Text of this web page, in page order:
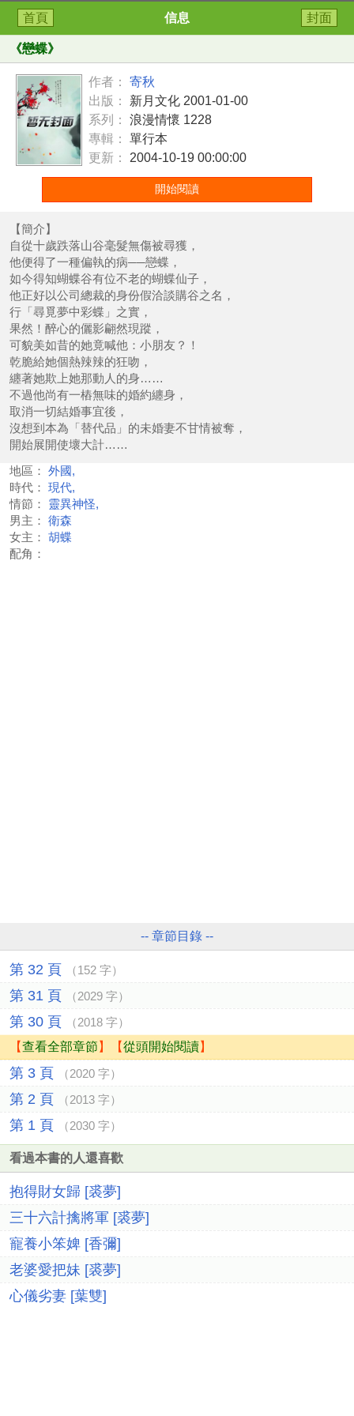
首頁 信息 封面
《戀蝶》
作者：
寄秋
出版：
新月文化 2001-01-00
系列：
浪漫情懷 1228
專輯：
單行本
更新：
2004-10-19 00:00:00
開始閱讀
【簡介】
自從十歲跌落山谷毫髮無傷被尋獲，
他便得了一種偏執的病──戀蝶，
如今得知蝴蝶谷有位不老的蝴蝶仙子，
他正好以公司總裁的身份假洽談購谷之名，
行「尋覓夢中彩蝶」之實，
果然！醉心的儷影翩然現蹤，
可貌美如昔的她竟喊他：小朋友？！
乾脆給她個熱辣辣的狂吻，
纏著她欺上她那動人的身……
不過他尚有一樁無味的婚約纏身，
取消一切結婚事宜後，
沒想到本為「替代品」的未婚妻不甘情被奪，
開始展開使壞大計……
地區：
外國,
時代：
現代,
情節：
靈異神怪,
男主：
衛森
女主：
胡蝶
配角：
-- 章節目錄 --
第 32 頁 （152 字）
第 31 頁 （2029 字）
第 30 頁 （2018 字）
【查看全部章節 】【從頭開始閱讀】
第 3 頁 （2020 字）
第 2 頁 （2013 字）
第 1 頁 （2030 字）
看過本書的人還喜歡
抱得財女歸 [裘夢]
三十六計擒將軍 [裘夢]
寵養小笨婢 [香彌]
老婆愛把妹 [裘夢]
心儀劣妻 [葉雙]